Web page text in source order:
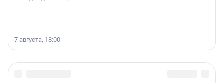
7 августа, 18:00